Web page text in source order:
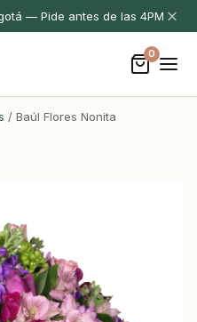
— Pide antes de las 4PM
0
/ Baúl Flores Nonita